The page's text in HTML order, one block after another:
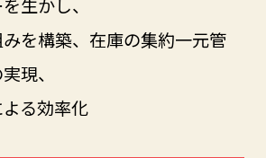
生かし、
を構築、在庫の集約一元管
現、
る効率化